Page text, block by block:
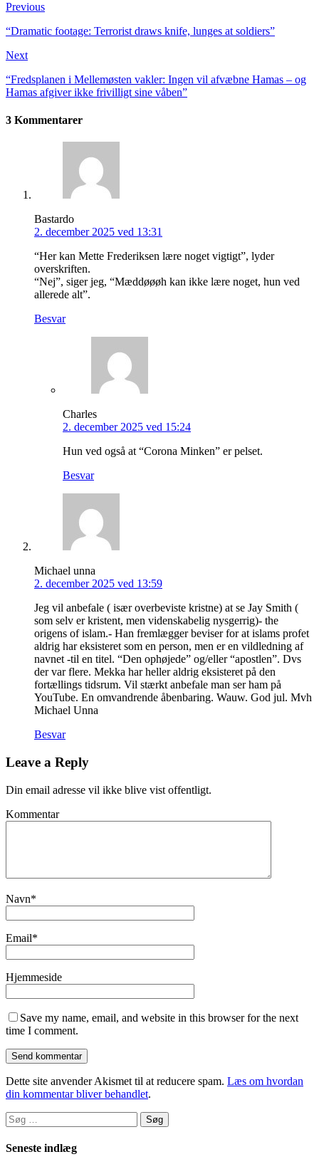
Previous
“Dramatic footage: Terrorist draws knife, lunges at soldiers”
Next
“Fredsplanen i Mellemøsten vakler: Ingen vil afvæbne Hamas – og
Hamas afgiver ikke frivilligt sine våben”
3 Kommentarer
Bastardo
2. december 2025 ved 13:31
“Her kan Mette Frederiksen lære noget vigtigt”, lyder
overskriften.
“Nej”, siger jeg, “Mæddøøøh kan ikke lære noget, hun ved
allerede alt”.
Besvar
Charles
2. december 2025 ved 15:24
Hun ved også at “Corona Minken” er pelset.
Besvar
Michael unna
2. december 2025 ved 13:59
Jeg vil anbefale ( især overbeviste kristne) at se Jay Smith (
som selv er kristent, men videnskabelig nysgerrig)- the
origens of islam.- Han fremlægger beviser for at islams profet
aldrig har eksisteret som en person, men er en vildledning af
navnet -til en titel. “Den ophøjede” og/eller “apostlen”. Dvs
der var flere. Mekka har heller aldrig eksisteret på den
fortællings tidsrum. Vil stærkt anbefale man ser ham på
YouTube. En omvandrende åbenbaring. Wauw. God jul. Mvh
Michael Unna
Besvar
Leave a Reply
Din email adresse vil ikke blive vist offentligt.
Kommentar
Navn*
Email*
Hjemmeside
Save my name, email, and website in this browser for the next
time I comment.
Dette site anvender Akismet til at reducere spam. Læs om hvordan
din kommentar bliver behandlet.
Søg
efter:
Seneste indlæg